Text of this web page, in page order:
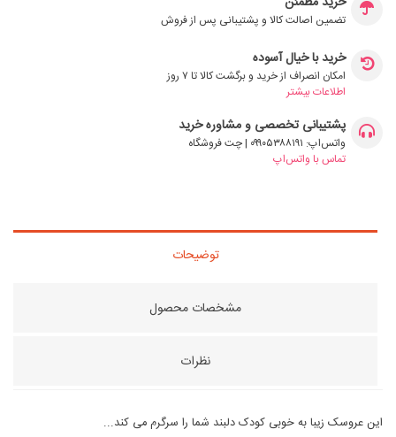
تضمین اصالت کالا و پشتیبانی پس از فروش
خرید با خیال آسوده
امکان انصراف از خرید و برگشت کالا تا ۷ روز
اطلاعات بیشتر
پشتیبانی تخصصی و مشاوره خرید
واتس‌اپ: ۰۹۹۰۵۳۸۸۱۹۱ | چت فروشگاه
تماس با واتس‌اپ
توضیحات
مشخصات محصول
نظرات
این عروسک زیبا به خوبی کودک دلبند شما را سرگرم می کند...